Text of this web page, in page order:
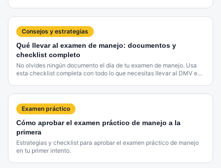
Consejos y estrategias
Qué llevar al examen de manejo: documentos y
checklist completo
No olvides ningún documento el día de tu examen de manejo. Usa
esta checklist completa con todo lo que necesitas llevar al DMV en
Examen práctico
Cómo aprobar el examen práctico de manejo a la
primera
Estrategias y checklist para aprobar el examen práctico de manejo
en tu primer intento.